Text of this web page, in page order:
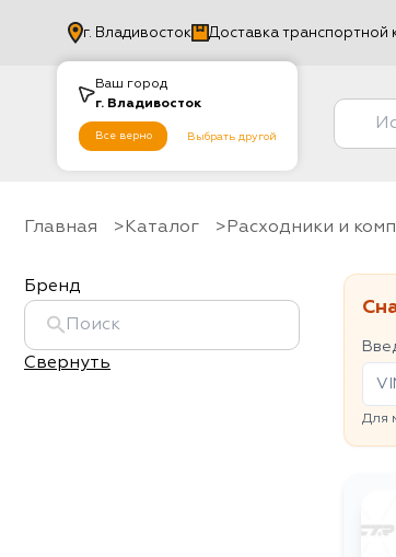
Ваш город
г. Владивосток
Все верно Выбрать другой
г. Владивосток Доставка транспортной
Главная Каталог Расходники и
Бренд
Свернуть
Для